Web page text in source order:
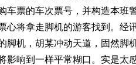
车票的车次票号，并构造本班
心将拿走脚机的游客找到。经
脚机，胡某冲动天道，固然脚
响到一样平常糊口。实是太